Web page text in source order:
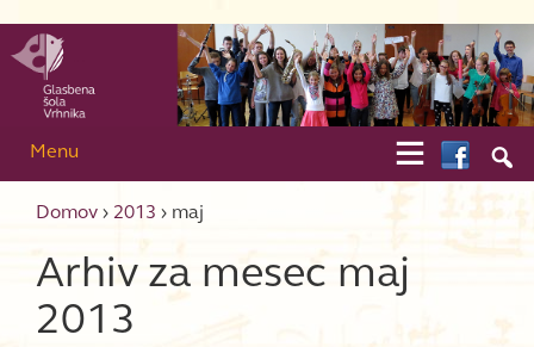

Menu 
Domov › 2013 › maj
Arhiv za mesec maj
2013